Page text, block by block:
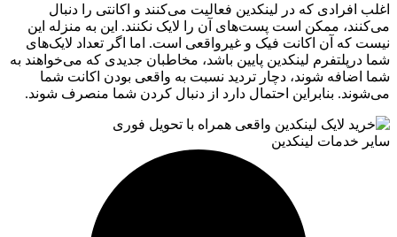
که در لینکدین فعالیت می‌کنند و اکانتی را دنبال
ممکن است پست‌های آن را لایک نکنند. این به منزله این
آن اکانت فیک و غیرواقعی است. اما اگر تعداد لایک‌های
لینکدین پایین باشد، مخاطبان جدیدی که می‌خواهند به
شوند، دچار تردید نسبت به واقعی بودن اکانت شما
بنابراین احتمال دارد از دنبال کردن شما منصرف شوند.
لینکدین